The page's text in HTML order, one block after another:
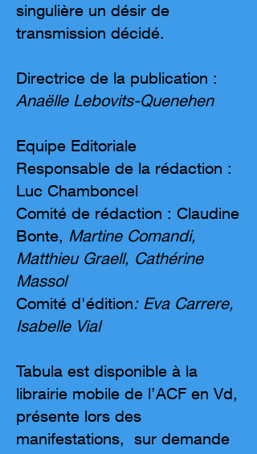
singulière un désir de
transmission décidé.
Directrice de la publication :
Anaëlle Lebovits-Quenehen
Equipe Editoriale
Responsable de la rédaction :
Luc Chamboncel
Comité de rédaction : Claudine
Bonte, Martine Comandi,
Matthieu Graell, Cathérine
Massol
Comité d'édition: Eva Carrere,
Isabelle Vial
Tabula est disponible à la
librairie mobile de l’ACF en Vd,
présente lors des
manifestations, sur demande